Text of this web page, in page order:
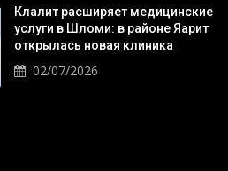
Клалит расширяет медицинские
услуги в Шломи: в районе Яарит
открылась новая клиника
02/07/2026